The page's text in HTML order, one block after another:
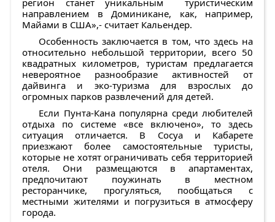
регион станет уникальным туристическим
направлением в Доминикане, как, например,
Майами в США»,- считает Кальендер.
Особенность заключается в том, что здесь на
относительно небольшой территории, всего 50
квадратных километров, туристам предлагается
невероятное разнообразие активностей от
дайвинга и эко-туризма для взрослых до
огромных парков развлечений для детей.
Если Пунта-Кана популярна среди любителей
отдыха по системе «все включено», то здесь
ситуация отличается. В Сосуа и Кабарете
приезжают более самостоятельные туристы,
которые не хотят ограничивать себя территорией
отеля. Они размещаются в апартаментах,
предпочитают поужинать в местном
ресторанчике, прогуляться, пообщаться с
местными жителями и погрузиться в атмосферу
города.